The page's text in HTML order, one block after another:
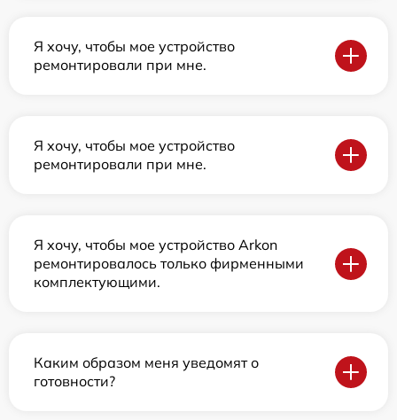
Я хочу, чтобы мое устройство
ремонтировали при мне.
Я хочу, чтобы мое устройство
ремонтировали при мне.
Я хочу, чтобы мое устройство Arkon
ремонтировалось только фирменными
комплектующими.
Каким образом меня уведомят о
готовности?